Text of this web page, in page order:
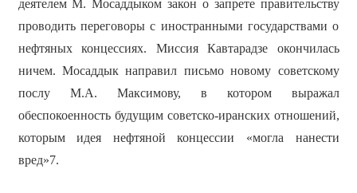
деятелем М. Мосаддыком закон о запрете правительству
проводить переговоры с иностранными государствами о
нефтяных концессиях. Миссия Кавтарадзе окончилась
ничем. Мосаддык направил письмо новому советскому
послу М.А. Максимову, в котором выражал
обеспокоенность будущим советско-иранских отношений,
которым идея нефтяной концессии «могла нанести
вред»7.